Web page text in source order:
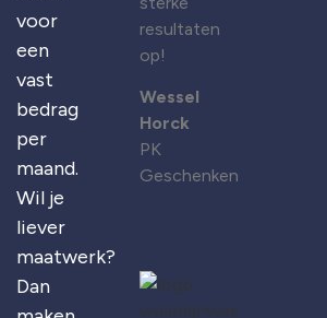
voor
een
vast
bedrag
per
maand.
Wil je
liever
maatwerk?
Dan
resultaten
op!
Wessel
Horck
PK
Geschenken